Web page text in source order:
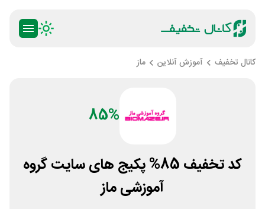
کانال تخفیف آموزش آنلاین ماز
85%
کد تخفیف 85% پکیج های سایت گروه
آموزشی ماز